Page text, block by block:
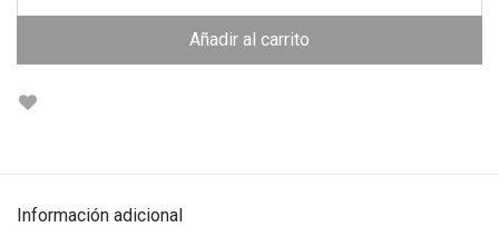
Añadir al carrito
Información adicional